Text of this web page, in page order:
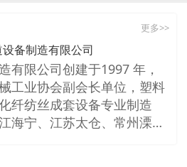
更多>>
备制造有限公司
有限公司创建于1997 年，
工业协会副会长单位，塑料
纤纺丝成套设备专业制造
海宁、江苏太仓、常州溧